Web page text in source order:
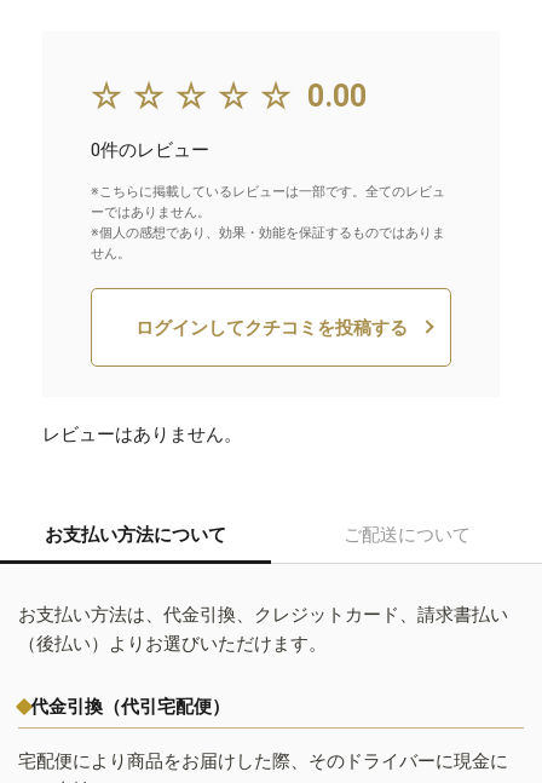
☆☆☆☆☆ 0.00
0件のレビュー
※こちらに掲載しているレビューは一部です。全てのレビュ
ーではありません。
※個人の感想であり、効果・効能を保証するものではありま
せん。
ログインしてクチコミを投稿する
レビューはありません。
お支払い方法について ご配送について
お支払い方法は、代金引換、クレジットカード、請求書払い
（後払い）よりお選びいただけます。
代金引換（代引宅配便）
宅配便により商品をお届けした際、そのドライバーに現金に